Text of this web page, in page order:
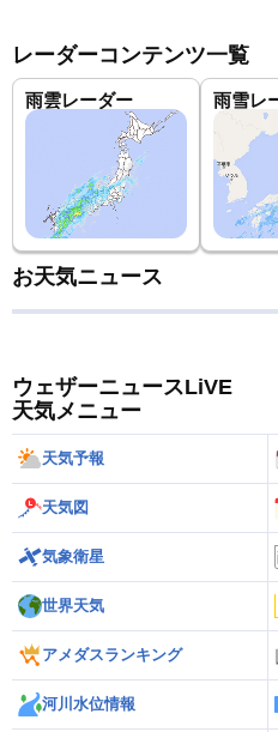
レーダーコンテンツ一覧
雨雲レーダー 雨雪レ
お天気ニュース
ウェザーニュースLiVE
天気メニュー
天気予報
天気図
気象衛星
世界天気
アメダスランキング
河川水位情報